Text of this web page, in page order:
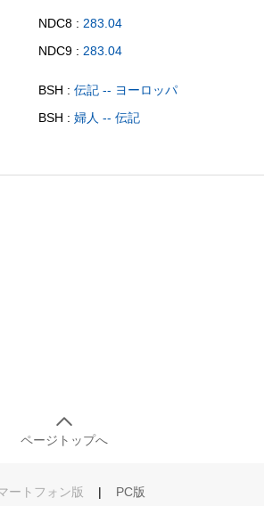
NDC8 : 283.04
NDC9 : 283.04
BSH : 伝記 -- ヨーロッパ
BSH : 婦人 -- 伝記
ページトップへ
ートフォン版 | PC版